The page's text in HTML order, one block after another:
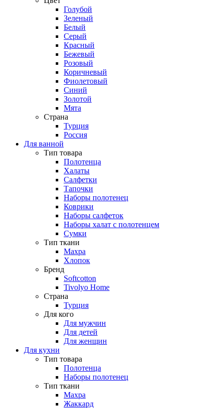
Голубой
Зеленый
Белый
Серый
Красный
Бежевый
Розовый
Коричневый
Фиолетовый
Синий
Золотой
Мята
Страна
Турция
Россия
Для ванной
Тип товара
Полотенца
Халаты
Салфетки
Тапочки
Наборы полотенец
Коврики
Наборы салфеток
Наборы халат с полотенцем
Сумки
Тип ткани
Махра
Хлопок
Бренд
Softcotton
Tivolyo Home
Страна
Турция
Для кого
Для мужчин
Для детей
Для женщин
Для кухни
Тип товара
Полотенца
Наборы полотенец
Тип ткани
Махра
Жаккард